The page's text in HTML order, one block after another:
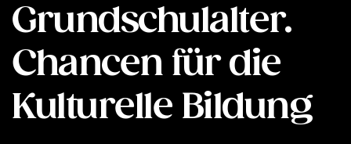
Grundschulalter.
Chancen für die
Kulturelle Bildung